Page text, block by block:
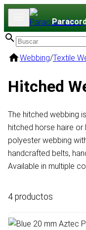
Webbing/Textile
Hitched
The hitched webbing
hitched horse haire or
polyester webbing
handcrafted belts,
Available in multiple
4 productos